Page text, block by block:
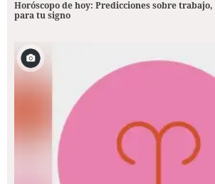
Horóscopo de hoy: Predicciones sobre
para tu signo